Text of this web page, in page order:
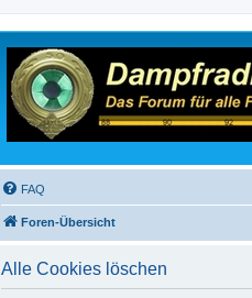
FAQ
Foren-Übersicht
Alle Cookies löschen